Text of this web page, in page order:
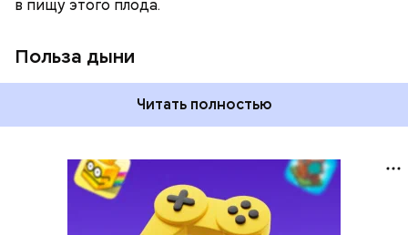
в пищу этого плода.
Польза дыни
Читать полностью